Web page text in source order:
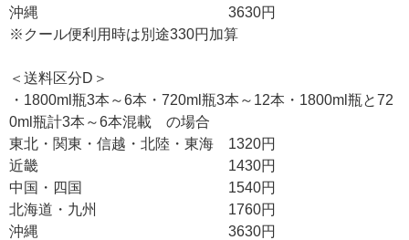
沖縄 3630円
※クール便利用時は別途330円加算
＜送料区分D＞
・1800ml瓶3本～6本・720ml瓶3本～12本・1800ml瓶と72
0ml瓶計3本～6本混載 の場合
東北・関東・信越・北陸・東海 1320円
近畿 1430円
中国・四国 1540円
北海道・九州 1760円
沖縄 3630円